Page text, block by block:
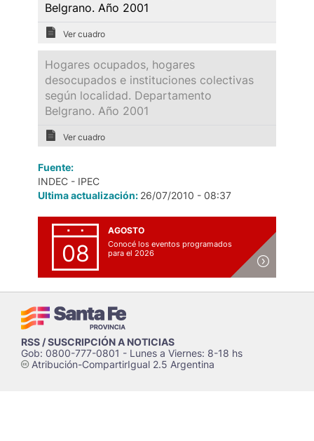
Belgrano. Año 2001
Ver cuadro
Hogares ocupados, hogares
desocupados e instituciones colectivas
según localidad. Departamento
Belgrano. Año 2001
Ver cuadro
Fuente:
INDEC - IPEC
Ultima actualización: 26/07/2010 - 08:37
08
AGOSTO
Conocé los eventos programados
para el 2026
RSS / SUSCRIPCIÓN A NOTICIAS
Gob: 0800-777-0801 - Lunes a Viernes: 8-18 hs
cAtribución-CompartirIgual 2.5 Argentina